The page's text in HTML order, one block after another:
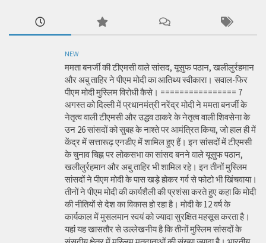
NEW
ममता बनर्जी की टीएमसी वाले सांसद, यूसुफ पठान, खलीलुर्रहमान
और अबु ताहिर ने पीएम मोदी का आतिथ्य स्वीकारा। सवाल-फिर
पीएम मोदी मुस्लिम विरोधी कैसे। ================ 7
अगस्त को दिल्ली में प्रधानमंत्री नरेंद्र मोदी ने ममता बनर्जी के
नेतृत्व वाली टीएमसी और उद्धव ठाकरे के नेतृत्व वाली शिवसेना के
उन 26 सांसदों को सुबह के नाश्ते पर आमंत्रित किया, जो हाल ही में
केंद्र में सत्तारूढ़ एनडीए में शामिल हुए हैं। इन सांसदों में टीएमसी
के चुनाव चिह्न पर लोकसभा का सांसद बनने वाले यूसुफ पठान,
खलीलुर्रहमान और अबु ताहिर भी शामिल रहे। इन तीनों मुस्लिम
सांसदों ने पीएम मोदी के पास खड़े होकर गर्व से फोटो भी खिंचवाया।
तीनों ने पीएम मोदी की कार्यशैली की प्रशंसा करते हुए कहा कि मोदी
की नीतियों से देश का विकास हो रहा है। मोदी के 12 वर्ष के
कार्यकाल में मुसलमान स्वयं को ज्यादा सुरक्षित महसूस करता है।
यहां यह खासतौर से उल्लेखनीय है कि तीनों मुस्लिम सांसदों के